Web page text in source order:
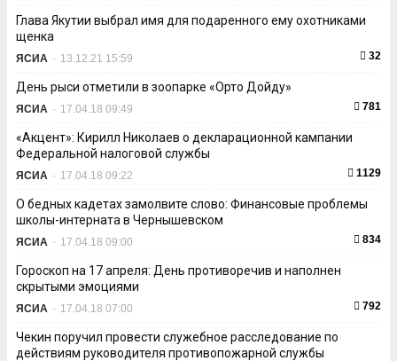
Глава Якутии выбрал имя для подаренного ему охотниками
щенка
ЯСИА - 13.12.21 15:59 32
День рыси отметили в зоопарке «Орто Дойду»
ЯСИА - 17.04.18 09:49 781
«Акцент»: Кирилл Николаев о декларационной кампании
Федеральной налоговой службы
ЯСИА - 17.04.18 09:22 1129
О бедных кадетах замолвите слово: Финансовые проблемы
школы-интерната в Чернышевском
ЯСИА - 17.04.18 09:00 834
Гороскоп на 17 апреля: День противоречив и наполнен
скрытыми эмоциями
ЯСИА - 17.04.18 07:00 792
Чекин поручил провести служебное расследование по
действиям руководителя противопожарной службы